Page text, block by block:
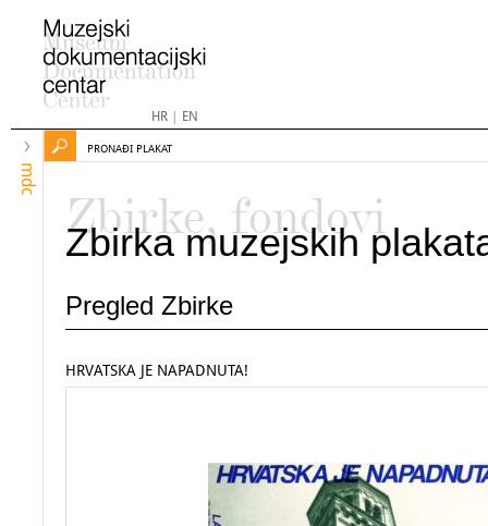
HR| EN
mdc
PRONAĐI PLAKAT
Zbirke, fondovi
Zbirka muzejskih
Pregled Zbirke
HRVATSKA JE NAPADNUTA!